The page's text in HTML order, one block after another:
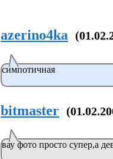
azerino4ka
симпотичная
bitmaster
вау фото просто супер,а